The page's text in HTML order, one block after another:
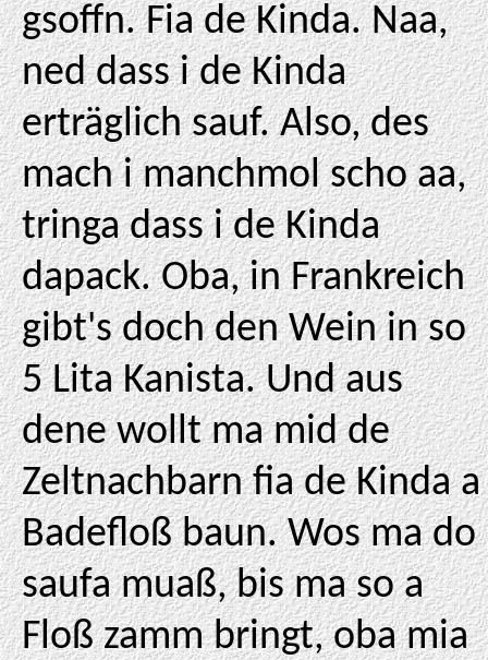
gsoffn. Fia de Kinda. Naa,
ned dass i de Kinda
erträglich sauf. Also, des
mach i manchmol scho aa,
tringa dass i de Kinda
dapack. Oba, in Frankreich
gibt's doch den Wein in so
5 Lita Kanista. Und aus
dene wollt ma mid de
Zeltnachbarn fia de Kinda a
Badefloß baun. Wos ma do
saufa muaß, bis ma so a
Floß zamm bringt, oba mia